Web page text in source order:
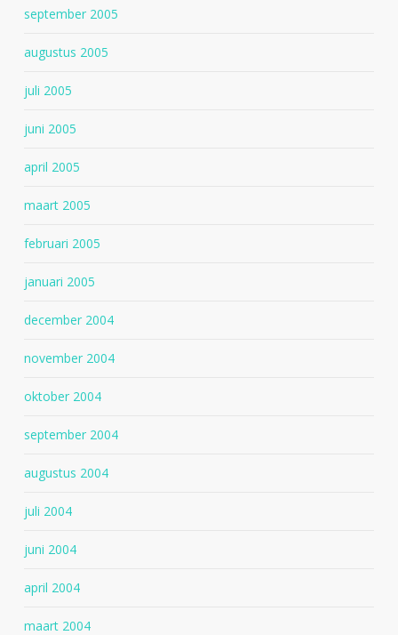
september 2005
augustus 2005
juli 2005
juni 2005
april 2005
maart 2005
februari 2005
januari 2005
december 2004
november 2004
oktober 2004
september 2004
augustus 2004
juli 2004
juni 2004
april 2004
maart 2004